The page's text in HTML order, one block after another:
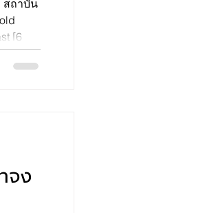
สถาบัน
[6
/ Gold
ปัส
จง